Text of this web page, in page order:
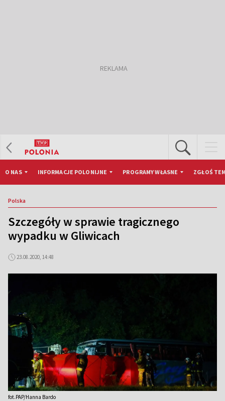
O NAS INFORMACJE POLONIJNE PROGRAMY WŁASNE ZGŁOŚ
Polska
Szczegóły w sprawie tragicznego
wypadku w Gliwicach
23.08.2020, 14:48
fot.PAP/Hanna Bardo